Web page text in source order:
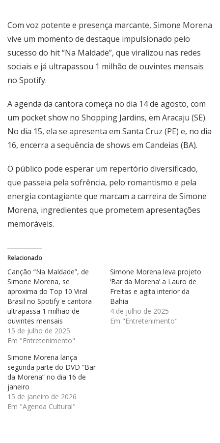
Com voz potente e presença marcante, Simone Morena
vive um momento de destaque impulsionado pelo
sucesso do hit “Na Maldade”, que viralizou nas redes
sociais e já ultrapassou 1 milhão de ouvintes mensais
no Spotify.
A agenda da cantora começa no dia 14 de agosto, com
um pocket show no Shopping Jardins, em Aracaju (SE).
No dia 15, ela se apresenta em Santa Cruz (PE) e, no dia
16, encerra a sequência de shows em Candeias (BA).
O público pode esperar um repertório diversificado,
que passeia pela sofrência, pelo romantismo e pela
energia contagiante que marcam a carreira de Simone
Morena, ingredientes que prometem apresentações
memoráveis.
Relacionado
Canção “Na Maldade”, de
Simone Morena, se
aproxima do Top 10 Viral
Brasil no Spotify e cantora
ultrapassa 1 milhão de
ouvintes mensais
15 de julho de 2025
Em "Entretenimento"
Simone Morena leva projeto
‘Bar da Morena’ a Lauro de
Freitas e agita interior da
Bahia
4 de julho de 2025
Em "Entretenimento"
Simone Morena lança
segunda parte do DVD “Bar
da Morena” no dia 16 de
janeiro
15 de janeiro de 2026
Em "Agenda Cultural"